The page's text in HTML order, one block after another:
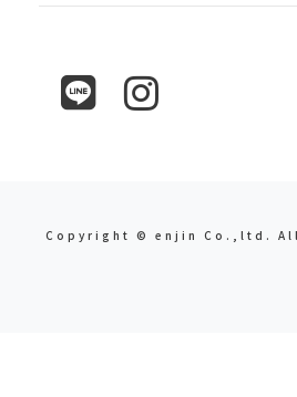
Copyright © enjin Co.,ltd. All